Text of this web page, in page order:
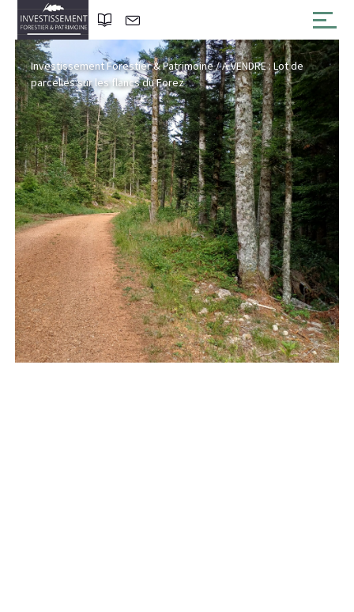
Investissement Forestier & Patrimoine/A VENDRE : Lot de
parcelles sur les flancs du Forez